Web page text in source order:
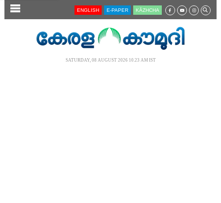
SECTIONS ENGLISH E-PAPER KĀZHCHA
SATURDAY, 08 AUGUST 2026 10.23 AM IST